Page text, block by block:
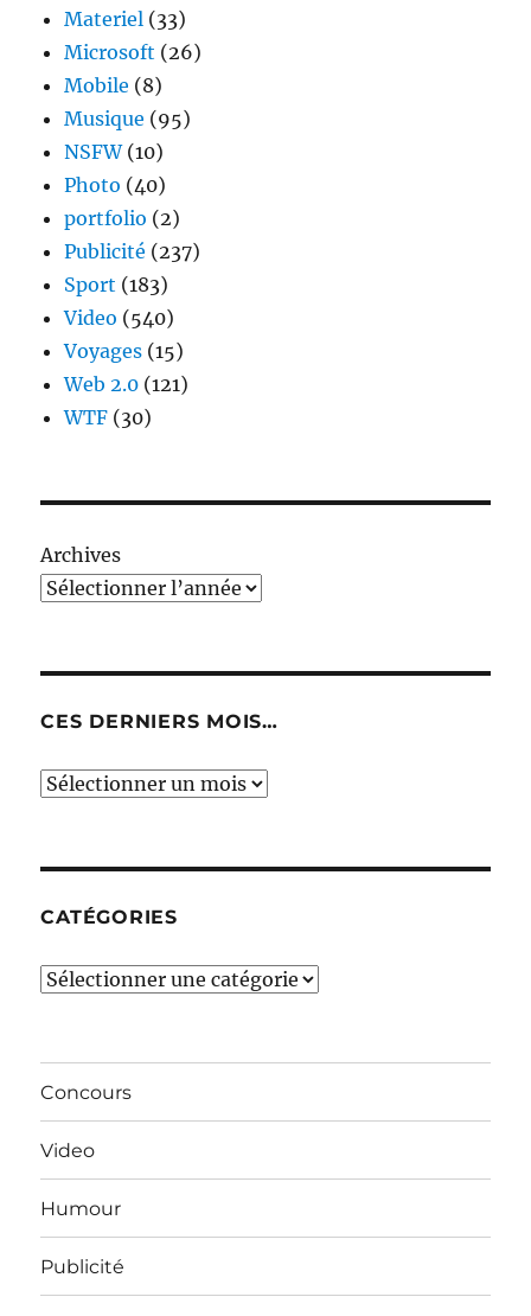
Materiel (33)
Microsoft (26)
Mobile (8)
Musique (95)
NSFW(10)
Photo (40)
portfolio (2)
Publicité (237)
Sport (183)
Video (540)
Voyages (15)
Web 2.0 (121)
WTF (30)
Archives
CES DERNIERS MOIS…
Ces
CATÉGORIES
Catégories
Concours
Video
Humour
Publicité